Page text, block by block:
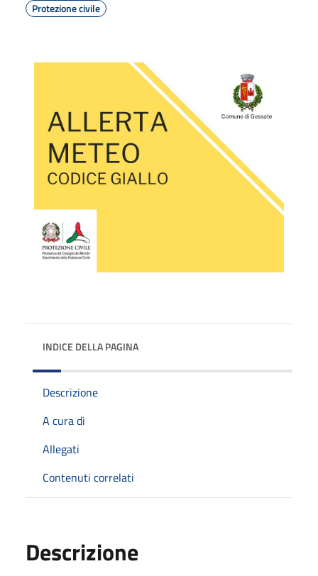
Protezione civile
INDICE DELLA PAGINA
Descrizione
A cura di
Allegati
Contenuti correlati
Descrizione